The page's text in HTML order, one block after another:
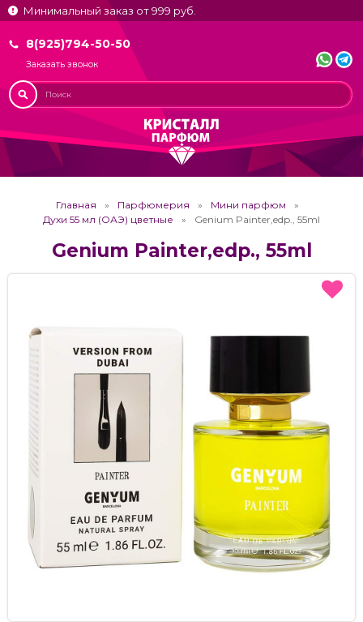
Минимальный заказ от 999 руб.
8(925)794-50-50
Заказать звонок
Главная Парфюмерия
Мини парфюм
Духи 55 мл (ОАЭ) цветные
Genium Painter,edp., 55ml
Genium Painter,edp., 55ml